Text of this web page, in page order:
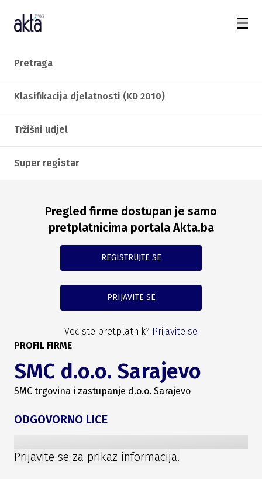
Pretraga
Klasifikacija djelatnosti (KD 2010)
Tržišni udjel
Super registar
Pregled firme dostupan je samo
pretplatnicima portala Akta.ba
REGISTRUJTE SE
PRIJAVITE SE
Već ste pretplatnik? Prijavite se
PROFIL FIRME
SMC d.o.o. Sarajevo
SMC trgovina i zastupanje d.o.o. Sarajevo
ODGOVORNO LICE
Prijavite se za prikaz informacija.